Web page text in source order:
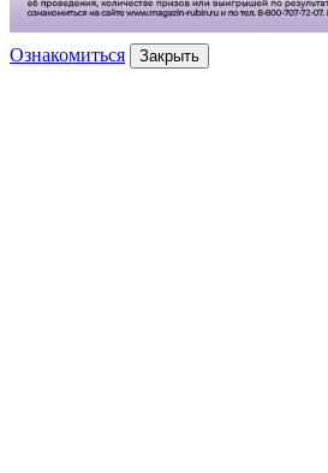
Ознакомиться Закрыть